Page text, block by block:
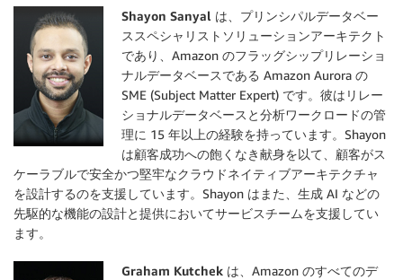
Shayon Sanyal は、プリンシパルデータベー
ススペシャリストソリューションアーキテクト
であり、Amazon のフラッグシップリレーショ
ナルデータベースである Amazon Aurora の
SME (Subject Matter Expert) です。彼はリレー
ショナルデータベースと分析ワークロードの管
理に 15 年以上の経験を持っています。Shayon
は顧客成功への飽くなき献身を以て、顧客がス
ケーラブルで安全かつ堅牢なクラウドネイティブアーキテクチャ
を設計するのを支援しています。Shayon はまた、生成 AI などの
先駆的な機能の設計と提供においてサービスチームを支援してい
ます。
Graham Kutchek は、Amazon のすべてのデ